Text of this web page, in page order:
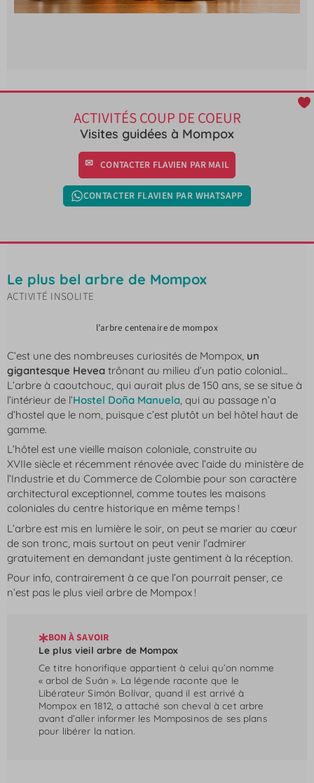
ACTIVITÉS COUP DE COEUR
Visites guidées à Mompox
CONTACTER FLAVIEN PAR MAIL
CONTACTER FLAVIEN PAR WHATSAPP
Le plus bel arbre de Mompox
ACTIVITÉ INSOLITE
l’arbre centenaire de mompox
C’est une des nombreuses curiosités de Mompox, un
gigantesque Hevea trônant au milieu d’un patio colonial…
L’arbre à caoutchouc, qui aurait plus de 150 ans, se se situe à
l’intérieur de l’Hostel Doña Manuela , qui au passage n’a
d’hostel que le nom, puisque c’est plutôt un bel hôtel haut de
gamme.
L’hôtel est une vieille maison coloniale, construite au
XVIIe siècle et récemment rénovée avec l’aide du ministère de
l’Industrie et du Commerce de Colombie pour son caractère
architectural exceptionnel, comme toutes les maisons
coloniales du centre historique en même temps !
L’arbre est mis en lumière le soir, on peut se marier au cœur
de son tronc, mais surtout on peut venir l’admirer
gratuitement en demandant juste gentiment à la réception.
Pour info, contrairement à ce que l’on pourrait penser, ce
n’est pas le plus vieil arbre de Mompox !
BON À SAVOIR
Le plus vieil arbre de Mompox
Ce titre honorifique appartient à celui qu’on nomme
« arbol de Suán ». La légende raconte que le
Libérateur Simón Bolívar, quand il est arrivé à
Mompox en 1812, a attaché son cheval à cet arbre
avant d’aller informer les Momposinos de ses plans
pour libérer la nation.